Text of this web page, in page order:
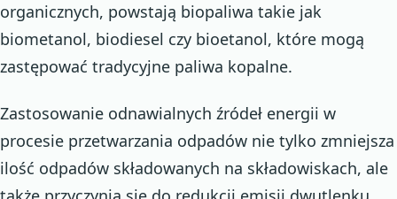
organicznych, powstają biopaliwa takie jak
biometanol, biodiesel czy bioetanol, które mogą
zastępować tradycyjne paliwa kopalne.
Zastosowanie odnawialnych źródeł energii w
procesie przetwarzania odpadów nie tylko zmniejsza
ilość odpadów składowanych na składowiskach, ale